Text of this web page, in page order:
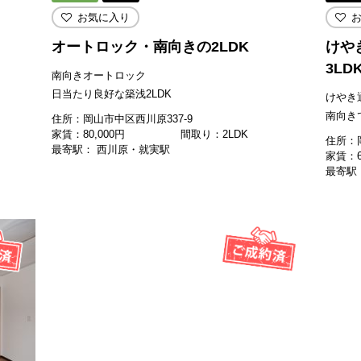
お気に入り
オートロック・南向きの2LDK
南向きオートロック
日当たり良好な築浅2LDK
住所：岡山市中区西川原337-9
家賃： 80,000円
間取り：2LDK
最寄駅： 西川原・就実駅
けや
けやき
南向き
住所：
家賃：
最寄駅